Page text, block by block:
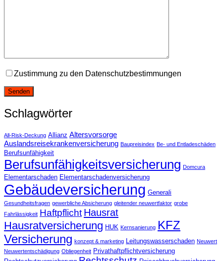
Zustimmung zu den Datenschutzbestimmungen
Schlagwörter
All-Risk-Deckung Allianz Altersvorsorge
Auslandsreisekrankenversicherung Baupreisindex Be- und Entladeschäden
Berufsunfähigkeit
Berufsunfähigkeitsversicherung Domcura
Elementarschaden Elementarschadenversicherung
Gebäudeversicherung Generali
Gesundheitsfragen gewerbliche Absicherung gleitender neuwertfaktor grobe
Fahrlässigkeit Haftpflicht Hausrat
Hausratversicherung HUK Kernsanierung KFZ
Versicherung konzept & marketing Leitungswasserschaden Neuwert
Neuwertentschädigung Obliegenheit Privathaftpflichtversicherung